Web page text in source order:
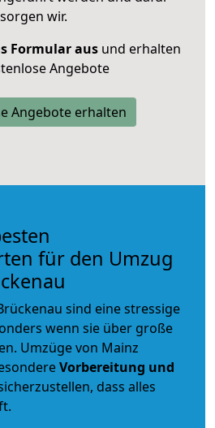
sorgen wir.
Formular ausund erhalten
Angebote
Angebote erhalten
für den Umzug
sind eine stressige
wenn sie über große
Umzüge von Mainz
Vorbereitung und
dass alles